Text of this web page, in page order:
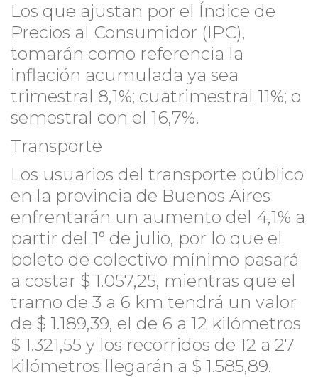
Los que ajustan por el Índice de
Precios al Consumidor (IPC),
tomarán como referencia la
inflación acumulada ya sea
trimestral 8,1%; cuatrimestral 11%; o
semestral con el 16,7%.
Transporte
Los usuarios del transporte público
en la provincia de Buenos Aires
enfrentarán un aumento del 4,1% a
partir del 1° de julio, por lo que el
boleto de colectivo mínimo pasará
a costar $ 1.057,25, mientras que el
tramo de 3 a 6 km tendrá un valor
de $ 1.189,39, el de 6 a 12 kilómetros
$ 1.321,55 y los recorridos de 12 a 27
kilómetros llegarán a $ 1.585,89.